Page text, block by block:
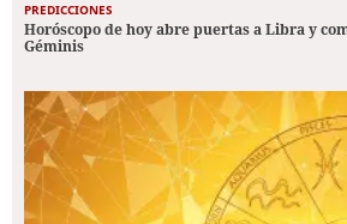
PREDICCIONES
Horóscopo de hoy abre puertas a Libra y
Géminis